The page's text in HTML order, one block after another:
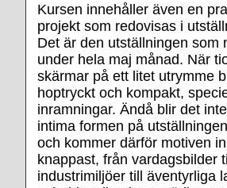
Kursen innehåller även en
projekt som redovisas i
Det är den utställningen som
under hela maj månad. När
skärmar på ett litet utrymme
hoptryckt och kompakt,
inramningar. Ändå blir det
intima formen på
och kommer därför motiven
knappast, från vardagsbilder
industrimiljöer till äventyrliga